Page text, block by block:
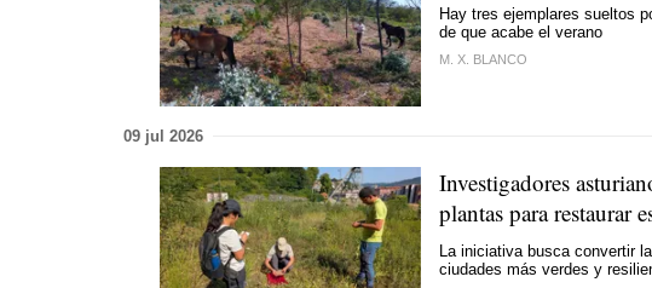
Hay tres ejemplares sueltos
de que acabe el verano
M. X. BLANCO
09 jul 2026
Investigadores
plantas para restaurar
La iniciativa busca convertir
ciudades más verdes y